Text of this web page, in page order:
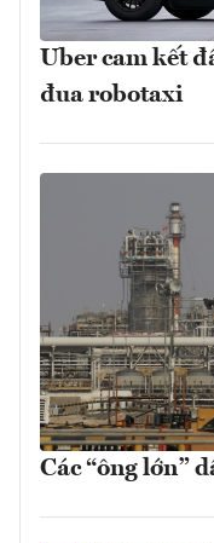
Uber cam kết
đua robotaxi
Các “ông lớn”